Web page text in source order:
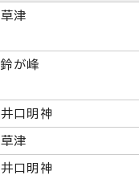
草津
鈴が峰
井口明神
草津
井口明神